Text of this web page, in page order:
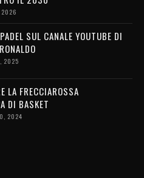
2026
SUL CANALE YOUTUBE DI
2025
LA FRECCIAROSSA
DI BASKET
2024